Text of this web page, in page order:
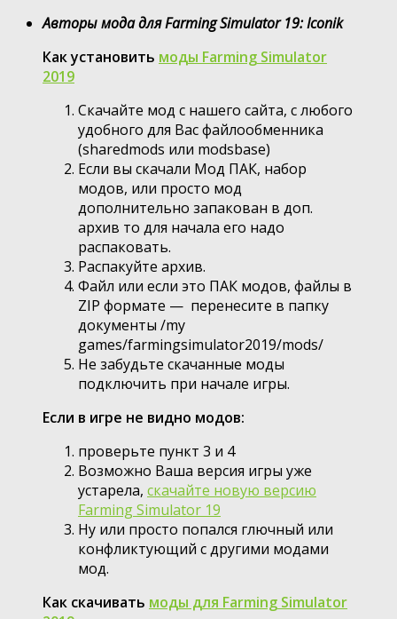
Авторы мода для Farming Simulator 19: Iconik
Как установить моды Farming Simulator
2019
Скачайте мод с нашего сайта, с любого
удобного для Вас файлообменника
(sharedmods или modsbase)
Если вы скачали Мод ПАК, набор
модов, или просто мод
дополнительно запакован в доп.
архив то для начала его надо
распаковать.
Распакуйте архив.
Файл или если это ПАК модов, файлы в
ZIP формате — перенесите в папку
документы /my
games/farmingsimulator2019/mods/
Не забудьте скачанные моды
подключить при начале игры.
Если в игре не видно модов:
проверьте пункт 3 и 4
Возможно Ваша версия игры уже
устарела, скачайте новую версию
Farming Simulator 19
Ну или просто попался глючный или
конфликтующий с другими модами
мод.
Как скачивать моды для Farming Simulator